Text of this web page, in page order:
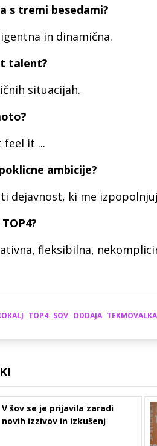
s tremi besedami?
in dinamična.
talent?
situacijah.
feel it ...
ambicije?
dejavnost, ki me
fleksibilna,
TOP4 SOV ODDAJA TEKMOVALKA
V šov se je prijavila zaradi
novih izzivov in izkušenj